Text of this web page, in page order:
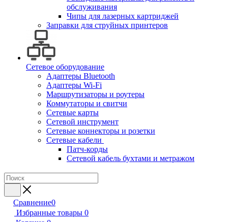
обслуживания
Чипы для лазерных картриджей
Заправки для струйных принтеров
Сетевое оборудование
Адаптеры Bluetooth
Адаптеры Wi-Fi
Маршрутизаторы и роутеры
Коммутаторы и свитчи
Сетевые карты
Сетевой инструмент
Сетевые коннекторы и розетки
Сетевые кабели
Патч-корды
Сетевой кабель бухтами и метражом
Сравнение0
Избранные товары 0